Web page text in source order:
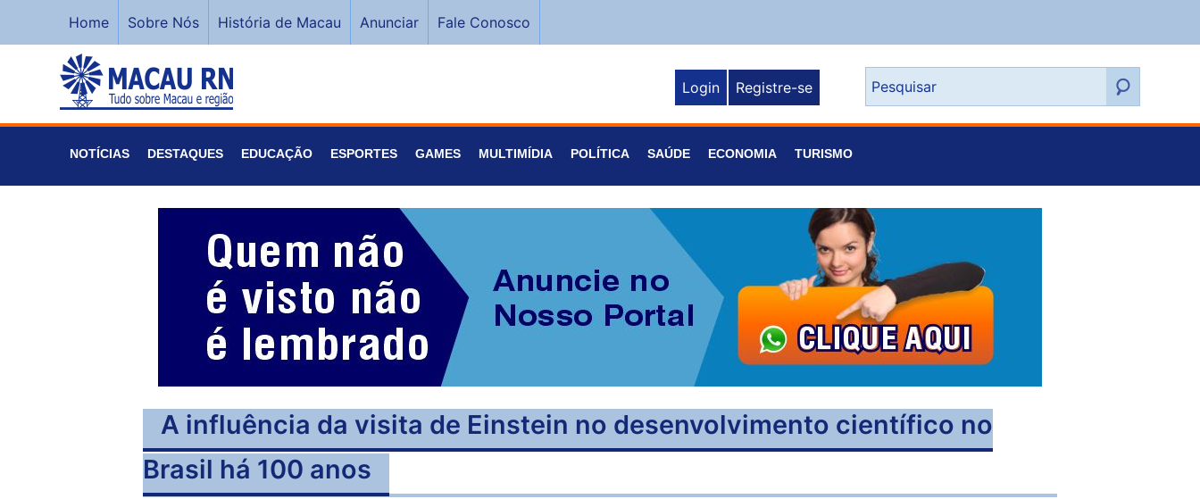
Home Sobre Nós História de Macau Anunciar Fale Conosco
Login Registre-se
NOTÍCIAS DESTAQUES EDUCAÇÃO ESPORTES GAMES MULTIMÍDIA POLÍTICA SAÚDE ECONOMIA TURISMO
A influência da visita de Einstein no desenvolvimento científico no
Brasil há 100 anos